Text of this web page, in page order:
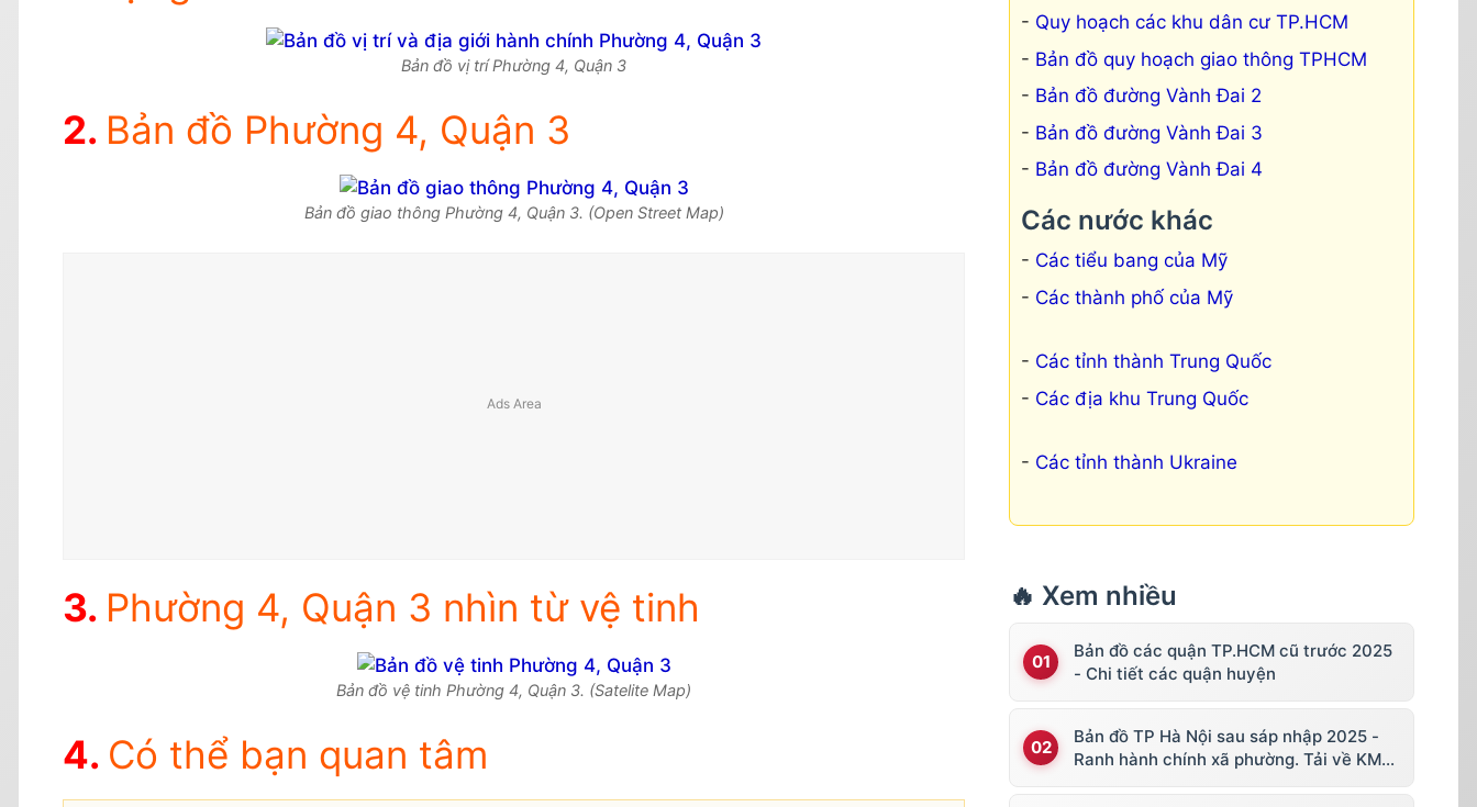
Bản đồ vị trí Phường 4, Quận 3
Bản đồ Phường 4, Quận 3
Bản đồ giao thông Phường 4, Quận 3. (Open Street Map)
Phường 4, Quận 3 nhìn từ vệ tinh
Bản đồ vệ tinh Phường 4, Quận 3. (Satelite Map)
Có thể bạn quan tâm
Quy hoạch các khu dân cư TP.HCM
Bản đồ quy hoạch giao thông TPHCM
Bản đồ đường Vành Đai 2
Bản đồ đường Vành Đai 3
Bản đồ đường Vành Đai 4
Các nước khác
Các tiểu bang của Mỹ
Các thành phố của Mỹ
Các tỉnh thành Trung Quốc
Các địa khu Trung Quốc
Các tỉnh thành Ukraine
🔥 Xem nhiều
Bản đồ các quận TP.HCM cũ trước 2025
- Chi tiết các quận huyện
Bản đồ TP Hà Nội sau sáp nhập 2025 -
Ranh hành chính xã phường. Tải về KML,